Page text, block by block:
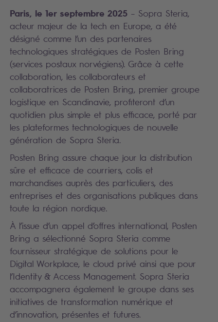
Paris, le 1er septembre 2025 – Sopra Steria,
acteur majeur de la tech en Europe, a été
désigné comme l’un des partenaires
technologiques stratégiques de Posten Bring
(services postaux norvégiens). Grâce à cette
collaboration, les collaborateurs et
collaboratrices de Posten Bring, premier groupe
logistique en Scandinavie, profiteront d’un
quotidien plus simple et plus efficace, porté par
les plateformes technologiques de nouvelle
génération de Sopra Steria.
Posten Bring assure chaque jour la distribution
sûre et efficace de courriers, colis et
marchandises auprès des particuliers, des
entreprises et des organisations publiques dans
toute la région nordique.
À l’issue d’un appel d’offres international, Posten
Bring a sélectionné Sopra Steria comme
fournisseur stratégique de solutions pour le
Digital Workplace, le cloud privé ainsi que pour
l’Identity & Access Management. Sopra Steria
accompagnera également le groupe dans ses
initiatives de transformation numérique et
d’innovation, présentes et futures.